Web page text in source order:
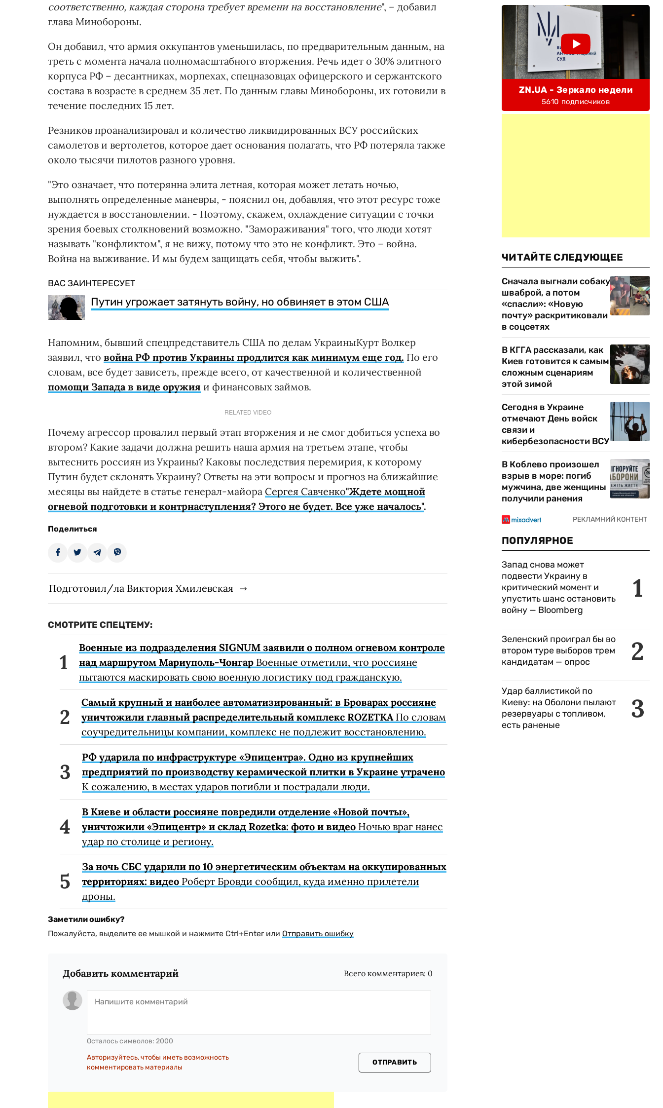
соответственно, каждая сторона требует времени на восстановление", – добавил
глава Минобороны.
Он добавил, что армия оккупантов уменьшилась, по предварительным данным, на
треть с момента начала полномасштабного вторжения. Речь идет о 30% элитного
корпуса РФ – десантниках, морпехах, спецназовцах офицерского и сержантского
состава в возрасте в среднем 35 лет. По данным главы Минобороны, их готовили в
течение последних 15 лет.
Резников проанализировал и количество ликвидированных ВСУ российских
самолетов и вертолетов, которое дает основания полагать, что РФ потеряла также
около тысячи пилотов разного уровня.
"Это означает, что потерянна элита летная, которая может летать ночью,
выполнять определенные маневры, - пояснил он, добавляя, что этот ресурс тоже
нуждается в восстановлении. - Поэтому, скажем, охлаждение ситуации с точки
зрения боевых столкновений возможно. "Замораживания" того, что люди хотят
называть "конфликтом", я не вижу, потому что это не конфликт. Это – война.
Война на выживание. И мы будем защищать себя, чтобы выжить".
ВАС ЗАИНТЕРЕСУЕТ
Путин угрожает затянуть войну, но обвиняет в этом США
Напомним, бывший спецпредставитель США по делам УкраиныКурт Волкер
заявил, что война РФ против Украины продлится как минимум еще год. По его
словам, все будет зависеть, прежде всего, от качественной и количественной
помощи Запада в виде оружия и финансовых займов.
RELATED VIDEO
Почему агрессор провалил первый этап вторжения и не смог добиться успеха во
втором? Какие задачи должна решить наша армия на третьем этапе, чтобы
вытеснить россиян из Украины? Каковы последствия перемирия, к которому
Путин будет склонять Украину? Ответы на эти вопросы и прогноз на ближайшие
месяцы вы найдете в статье генерал-майора Сергея Савченко"Ждете мощной
огневой подготовки и контрнаступления? Этого не будет. Все уже началось".
Поделиться
Подготовил/ла Виктория Хмилевская
СМОТРИТЕ СПЕЦТЕМУ:
Военные из подразделения SIGNUM заявили о полном огневом контроле
над маршрутом Мариуполь-Чонгар Военные отметили, что россияне
пытаются маскировать свою военную логистику под гражданскую.
Самый крупный и наиболее автоматизированный: в Броварах россияне
уничтожили главный распределительный комплекс ROZETKAПо словам
соучредительницы компании, комплекс не подлежит восстановлению.
РФ ударила по инфраструктуре «Эпицентра». Одно из крупнейших
предприятий по производству керамической плитки в Украине утрачено
К сожалению, в местах ударов погибли и пострадали люди.
В Киеве и области россияне повредили отделение «Новой почты»,
уничтожили «Эпицентр» и склад Rozetka: фото и видео Ночью враг нанес
удар по столице и региону.
За ночь СБС ударили по 10 энергетическим объектам на оккупированных
территориях: видео Роберт Бровди сообщил, куда именно прилетели
дроны.
Заметили ошибку?
Пожалуйста, выделите ее мышкой и нажмите Ctrl+Enter или Отправить ошибку
Добавить комментарий Всего комментариев: 0
Осталось символов: 2000
Авторизуйтесь, чтобы иметь возможность
комментировать материалы
ОТПРАВИТЬ
ZN.UA - Зеркало недели
5610 подписчиков
ЧИТАЙТЕ СЛЕДУЮЩЕЕ
Сначала выгнали собаку
шваброй, а потом
«спасли»: «Новую
почту» раскритиковали
в соцсетях
В КГГА рассказали, как
Киев готовится к самым
сложным сценариям
этой зимой
Сегодня в Украине
отмечают День войск
связи и
кибербезопасности ВСУ
В Коблево произошел
взрыв в море: погиб
мужчина, две женщины
получили ранения
ПОПУЛЯРНОЕ
1
Запад снова может
подвести Украину в
критический момент и
упустить шанс остановить
войну — Bloomberg
2
Зеленский проиграл бы во
втором туре выборов трем
кандидатам — опрос
3
Удар баллистикой по
Киеву: на Оболони пылают
резервуары с топливом,
есть раненые